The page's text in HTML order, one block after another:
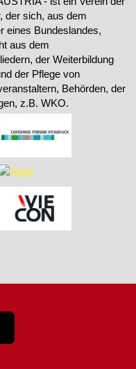
der sich, aus dem
eines Bundeslandes,
aus dem
der Weiterbildung
der Pflege von
Behörden, der
z.B. WKO.